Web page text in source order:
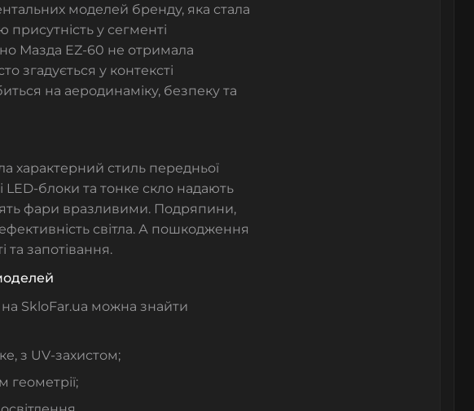
моделей бренду, яка стала
у сегменті
Мазда EZ-60 не отримала
згадується у контексті
на аеродинаміку, безпеку та
характерний стиль передньої
блоки та тонке скло надають
фари вразливими. Подряпини,
світла. А пошкодження
запотівання.
SkloFar.ua можна знайти
з UV-захистом;
геометрії;